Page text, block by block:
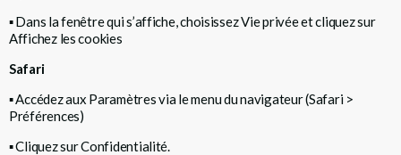
▪Dans la fenêtre qui s’affiche, choisissez Vie privée et cliquez sur
Affichez les cookies
Safari
▪Accédez aux Paramètres via le menu du navigateur (Safari >
Préférences)
▪Cliquez sur Confidentialité.